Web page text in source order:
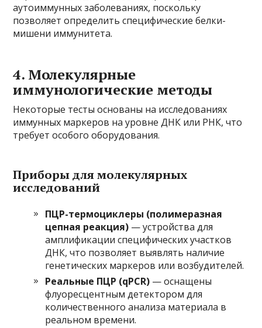
аутоиммунных заболеваниях, поскольку
позволяет определить специфические белки-
мишени иммунитета.
4. Молекулярные
иммунологические методы
Некоторые тесты основаны на исследованиях
иммунных маркеров на уровне ДНК или РНК, что
требует особого оборудования.
Приборы для молекулярных
исследований
ПЦР-термоциклеры (полимеразная
цепная реакция) — устройства для
амплификации специфических участков
ДНК, что позволяет выявлять наличие
генетических маркеров или возбудителей.
Реальные ПЦР (qPCR) — оснащены
флуоресцентным детектором для
количественного анализа материала в
реальном времени.